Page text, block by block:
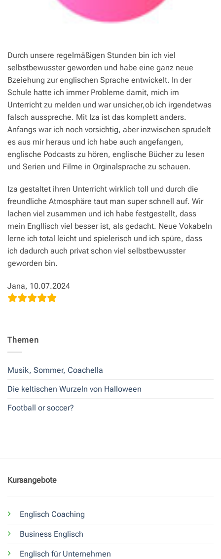
Durch unsere regelmäßigen Stunden bin ich viel
selbstbewusster geworden und habe eine ganz neue
Bzeiehung zur englischen Sprache entwickelt. In der
Schule hatte ich immer Probleme damit, mich im
Unterricht zu melden und war unsicher,ob ich irgendetwas
falsch ausspreche. Mit Iza ist das komplett anders.
Anfangs war ich noch vorsichtig, aber inzwischen sprudelt
es aus mir heraus und ich habe auch angefangen,
englische Podcasts zu hören, englische Bücher zu lesen
und Serien und Filme in Orginalsprache zu schauen.
Iza gestaltet ihren Unterricht wirklich toll und durch die
freundliche Atmosphäre taut man super schnell auf. Wir
lachen viel zusammen und ich habe festgestellt, dass
mein Engllisch viel besser ist, als gedacht. Neue Vokabeln
lerne ich total leicht und spielerisch und ich spüre, dass
ich dadurch auch privat schon viel selbstbewusster
geworden bin.
Jana, 10.07.2024
Themen
Musik, Sommer, Coachella
Die keltischen Wurzeln von Halloween
Football or soccer?
Kursangebote
Englisch Coaching
Business Englisch
Englisch für Unternehmen